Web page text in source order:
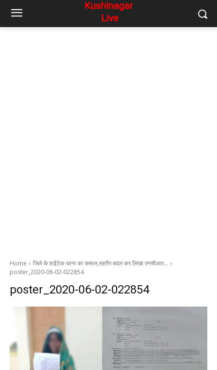
Home
जिले के हाईटेक थाना का कमाल,तहरीर बदल कर लिखा एनसीआर…
poster_2020-06-02-022854
poster_2020-06-02-022854